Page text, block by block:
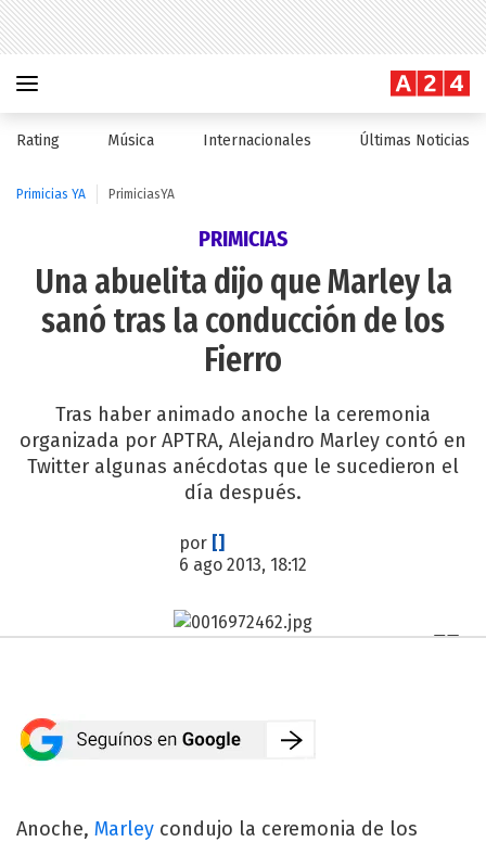
Rating Música Internacionales Últimas Noticias
Primicias YA PrimiciasYA
PRIMICIAS
Una abuelita dijo que Marley la
sanó tras la conducción de los
Fierro
Tras haber animado anoche la ceremonia
organizada por APTRA, Alejandro Marley contó en
Twitter algunas anécdotas que le sucedieron el
día después.
por []
6 ago 2013, 18:12
Anoche, Marley condujo la ceremonia de los